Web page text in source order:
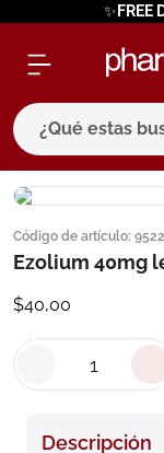
✨FREE
¿Qué estas
Código de artículo: 9522
Ezolium 40mg
$40,00
Descripción
términos
1. eucerin
pilexil
5. cerave
6 degraler